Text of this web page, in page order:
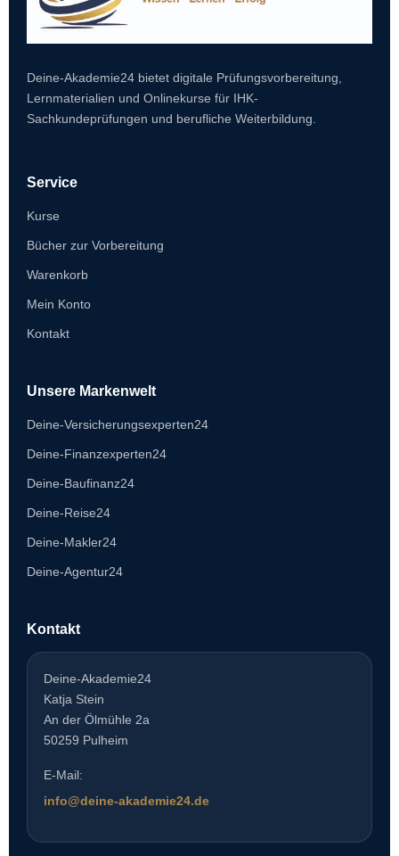
Deine-Akademie24 bietet digitale Prüfungsvorbereitung,
Lernmaterialien und Onlinekurse für IHK-
Sachkundeprüfungen und berufliche Weiterbildung.
Service
Kurse
Bücher zur Vorbereitung
Warenkorb
Mein Konto
Kontakt
Unsere Markenwelt
Deine-Versicherungsexperten24
Deine-Finanzexperten24
Deine-Baufinanz24
Deine-Reise24
Deine-Makler24
Deine-Agentur24
Kontakt
Deine-Akademie24
Katja Stein
An der Ölmühle 2a
50259 Pulheim
E-Mail:
info@deine-akademie24.de